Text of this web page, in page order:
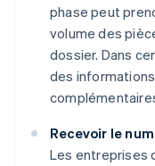
phase peut
volume des
dossier. Dans
des
Recevoir le
Les entreprises